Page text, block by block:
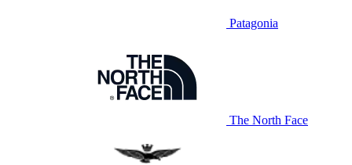
Patagonia
The North Face